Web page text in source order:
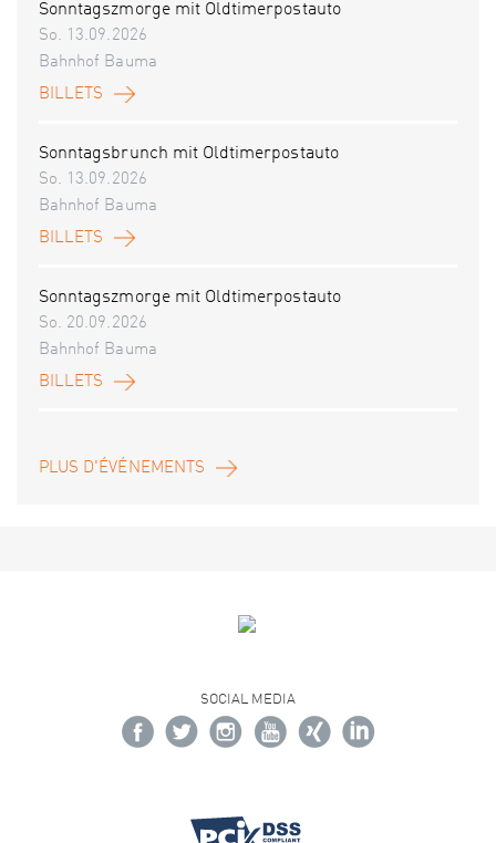
Sonntagszmorge mit Oldtimerpostauto
So. 13.09.2026
Bahnhof Bauma
BILLETS
Sonntagsbrunch mit Oldtimerpostauto
So. 13.09.2026
Bahnhof Bauma
BILLETS
Sonntagszmorge mit Oldtimerpostauto
So. 20.09.2026
Bahnhof Bauma
BILLETS
PLUS D'ÉVÉNEMENTS
SOCIAL MEDIA